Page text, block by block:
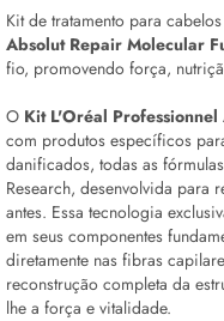
Kit de tratamento para
Absolut Repair Molecular
fio, promovendo força,
O Kit L'Oréal
com produtos específicos
danificados, todas as
Research, desenvolvida para
antes. Essa tecnologia
em seus componentes
diretamente nas fibras
reconstrução completa da
lhe a força e vitalidade.